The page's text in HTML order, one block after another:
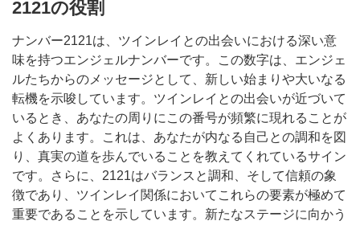
2121の役割
ナンバー2121は、ツインレイとの出会いにおける深い意
味を持つエンジェルナンバーです。この数字は、エンジェ
ルたちからのメッセージとして、新しい始まりや大いなる
転機を示唆しています。ツインレイとの出会いが近づいて
いるとき、あなたの周りにこの番号が頻繁に現れることが
よくあります。これは、あなたが内なる自己との調和を図
り、真実の道を歩んでいることを教えてくれているサイン
です。さらに、2121はバランスと調和、そして信頼の象
徴であり、ツインレイ関係においてこれらの要素が極めて
重要であることを示しています。新たなステージに向かう